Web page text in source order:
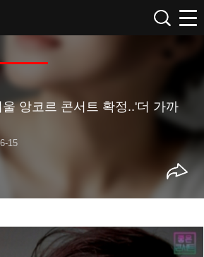
앙코르 콘서트 확정..'더 가까
15